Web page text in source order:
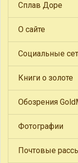
Сплав Доре
О сайте
Социальные
Книги о золоте
Обозрения
Фотографии
Почтовые